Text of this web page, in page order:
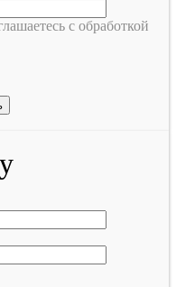
с обработкой